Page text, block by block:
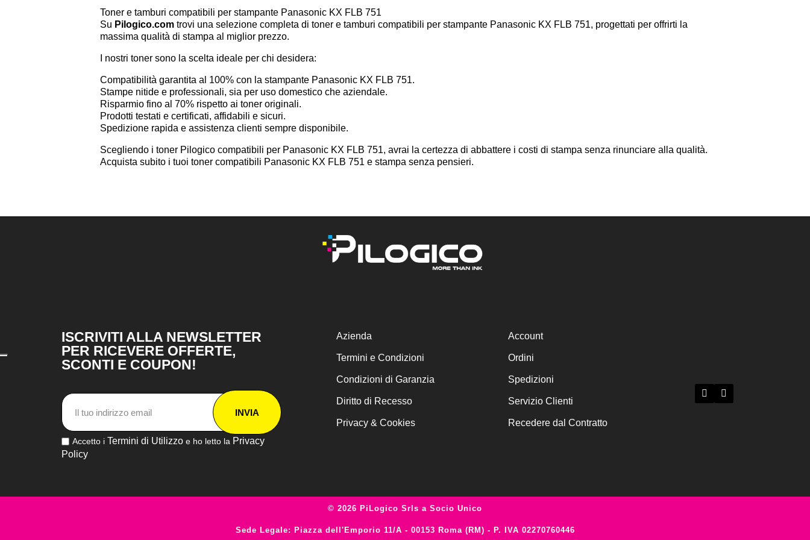
Toner e tamburi compatibili per stampante Panasonic KX FLB 751
Su Pilogico.com trovi una selezione completa di toner e tamburi compatibili per stampante Panasonic KX FLB 751, progettati per offrirti la
massima qualità di stampa al miglior prezzo.
I nostri toner sono la scelta ideale per chi desidera:
Compatibilità garantita al 100% con la stampante Panasonic KX FLB 751.
Stampe nitide e professionali, sia per uso domestico che aziendale.
Risparmio fino al 70% rispetto ai toner originali.
Prodotti testati e certificati, affidabili e sicuri.
Spedizione rapida e assistenza clienti sempre disponibile.
Scegliendo i toner Pilogico compatibili per Panasonic KX FLB 751, avrai la certezza di abbattere i costi di stampa senza rinunciare alla qualità.
Acquista subito i tuoi toner compatibili Panasonic KX FLB 751 e stampa senza pensieri.
ISCRIVITI ALLA NEWSLETTER
PER RICEVERE OFFERTE,
SCONTI E COUPON!
INVIA
Accetto i Termini di Utilizzo e ho letto la Privacy
Policy
Azienda
Termini e Condizioni
Condizioni di Garanzia
Diritto di Recesso
Privacy & Cookies
Account
Ordini
Spedizioni
Servizio Clienti
Recedere dal Contratto
© 2026 PiLogico Srls a Socio Unico
Sede Legale: Piazza dell'Emporio 11/A - 00153 Roma (RM) - P. IVA 02270760446